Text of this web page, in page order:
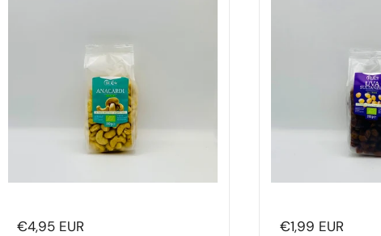
Prezzo di listino
€4,95 EUR Prezzo di listino
€1,99 EUR